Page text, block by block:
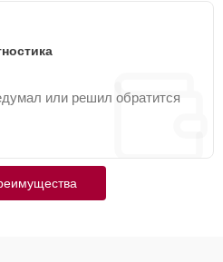
или решил обратится